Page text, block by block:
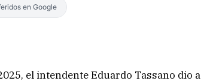
en Google
el intendente Eduardo Tassano dio a